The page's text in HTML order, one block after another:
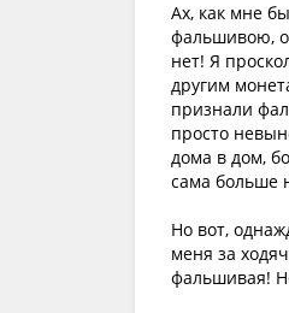
Ах, как мне
фальшивою,
нет! Я
другим
признали
просто
дома в дом,
сама больше
Но вот,
меня за
фальшивая!